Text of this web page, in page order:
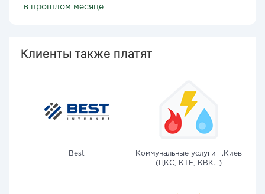
в прошлом месяце
Клиенты также платят
Best
Коммунальные услуги г.Киев
(ЦКС, КТЕ, КВК...)